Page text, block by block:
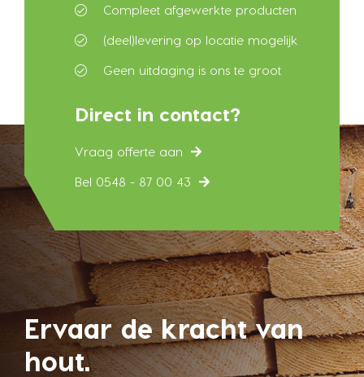
Compleet afgewerkte producten
(deel)levering op locatie mogelijk
Geen uitdaging is ons te groot
Direct in contact?
Vraag offerte aan
Bel 0548 - 87 00 43
Ervaar de kracht van
hout.